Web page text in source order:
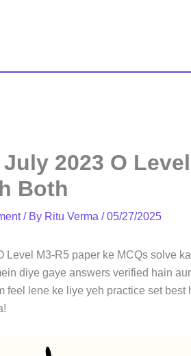
July 2023 O
Both
/ By Ritu Verma /05/27/2025
Level M3-R5 paper ke MCQs solve
diye gaye answers verified hain
feel lene ke liye yeh practice set